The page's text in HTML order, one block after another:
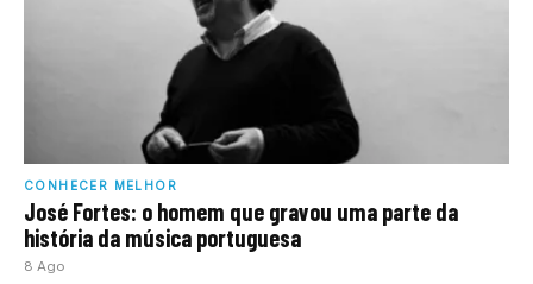
CONHECER MELHOR
José Fortes: o homem que gravou uma parte da
história da música portuguesa
8 Ago